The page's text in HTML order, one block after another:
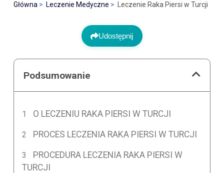
Główna Leczenie Medyczne Leczenie Raka Piersi w Turcji
Udostępnij
Podsumowanie
O LECZENIU RAKA PIERSI W TURCJI
PROCES LECZENIA RAKA PIERSI W TURCJI
PROCEDURA LECZENIA RAKA PIERSI W
TURCJI